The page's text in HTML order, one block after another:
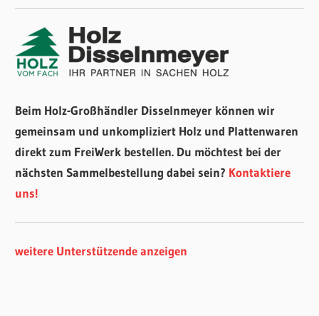
Beim Holz-Großhändler Disselnmeyer können wir
gemeinsam und unkompliziert Holz und Plattenwaren
direkt zum FreiWerk bestellen. Du möchtest bei der
nächsten Sammelbestellung dabei sein? Kontaktiere
uns!
weitere Unterstützende anzeigen